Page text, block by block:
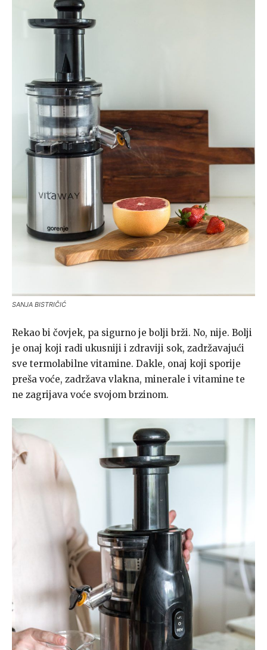
SANJA BISTRIČIĆ
Rekao bi čovjek, pa sigurno je bolji brži. No, nije. Bolji
je onaj koji radi ukusniji i zdraviji sok, zadržavajući
sve termolabilne vitamine. Dakle, onaj koji sporije
preša voće, zadržava vlakna, minerale i vitamine te
ne zagrijava voće svojom brzinom.